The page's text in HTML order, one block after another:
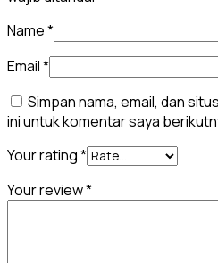
Name*
Email*
Simpan nama, email, dan
ini untuk komentar saya
Your rating*
Your review*